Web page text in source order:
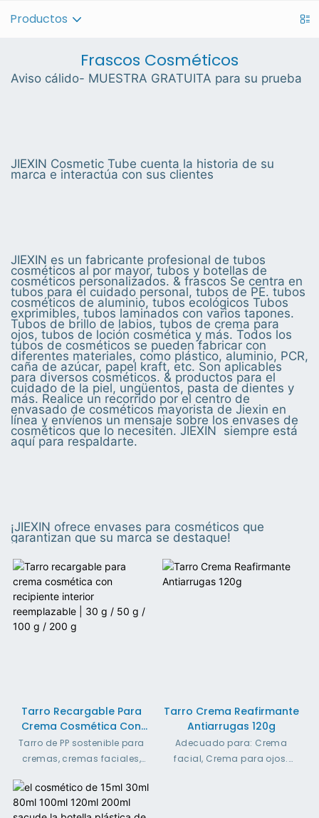
Productos
Frascos Cosméticos
Aviso cálido- MUESTRA GRATUITA para su prueba
JIEXIN Cosmetic Tube cuenta la historia de su
marca e interactúa con sus clientes
JIEXIN es un fabricante profesional de tubos
cosméticos al por mayor, tubos y botellas de
cosméticos personalizados. & frascos Se centra en
tubos para el cuidado personal, tubos de PE. tubos
cosméticos de aluminio, tubos ecológicos Tubos
exprimibles, tubos laminados con varios tapones.
Tubos de brillo de labios, tubos de crema para
ojos, tubos de loción cosmética y más. Todos los
tubos de cosméticos se pueden fabricar con
diferentes materiales, como plástico, aluminio, PCR,
caña de azúcar, papel kraft, etc. Son aplicables
para diversos cosméticos. & productos para el
cuidado de la piel, ungüentos, pasta de dientes y
más. Realice un recorrido por el centro de
envasado de cosméticos mayorista de Jiexin en
línea y envíenos un mensaje sobre los envases de
cosméticos que lo necesiten. JIEXIN siempre está
aquí para respaldarte.
¡JIEXIN ofrece envases para cosméticos que
garantizan que su marca se destaque!
Tarro Recargable Para
Crema Cosmética Con
Recipiente Interior
Reemplazable | 30 G / 50
Tarro de PP sostenible para
cremas, cremas faciales,
envases cosméticos.
Tarro Crema Reafirmante
Antiarrugas 120g
Adecuado para: Crema
facial, Crema para ojos.